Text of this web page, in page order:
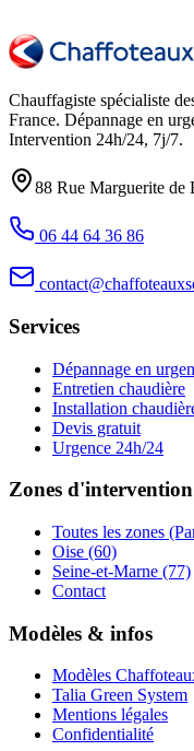
Chauffagiste spécialiste
France. Dépannage en
Intervention 24h/24, 7j/7.
88 Rue Marguerite de
06 44 64 36 86
Services
Dépannage en
Entretien chaudière
Installation
Devis gratuit
Urgence 24h/24
Zones d'intervention
Toutes les zones
Oise (60)
Seine-et-Marne (77)
Contact
Modèles & infos
Modèles
Talia Green System
Mentions légales
Confidentialité